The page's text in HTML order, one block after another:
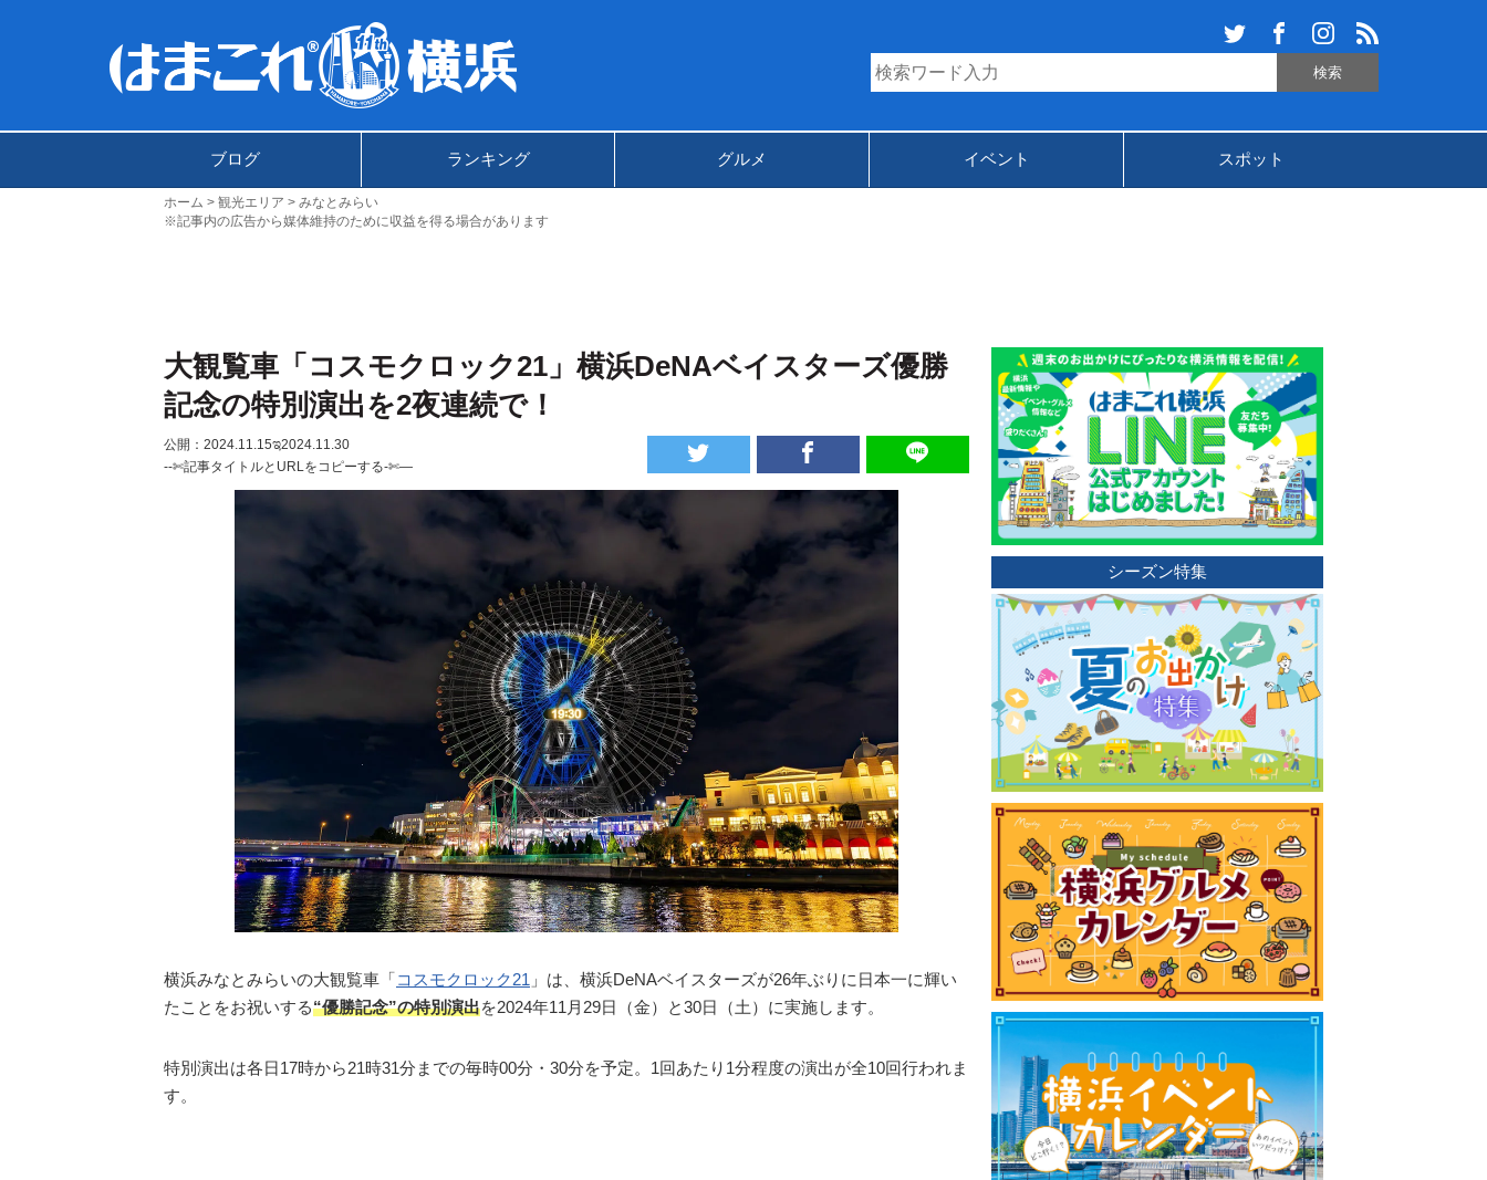
ブログ ランキング グルメ イベント スポット
ホーム 観光エリア
みなとみらい
※記事内の広告から媒体維持のために収益を得る場合があります
大観覧車「コスモクロック21」横浜DeNAベイスターズ優勝
記念の特別演出を2夜連続で！
公開：2024.11.15ಇ2024.11.30
--✄記事タイトルとURLをコピーする-✄—
横浜みなとみらいの大観覧車「コスモクロック21 」は、横浜DeNAベイスターズが26年ぶりに日本一に輝い
たことをお祝いする“優勝記念”の特別演出を2024年11月29日（金）と30日（土）に実施します。
特別演出は各日17時から21時31分までの毎時00分・30分を予定。1回あたり1分程度の演出が全10回行われま
す。
シーズン特集